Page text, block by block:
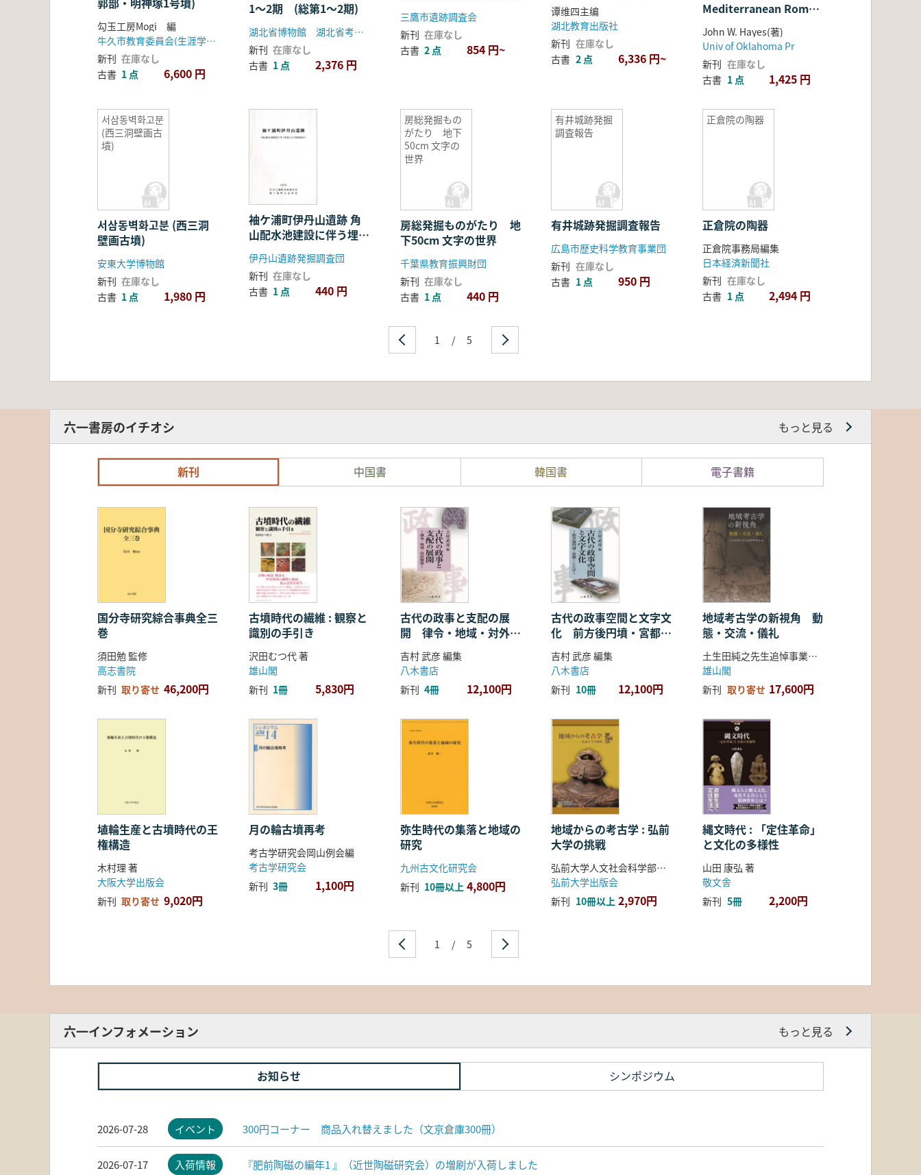
勾玉工房Mogi 編
牛久市教育委員会(生涯学習課)
新刊 在庫なし
古書 1 点 6,600 円
1〜2期 (総第1〜2期)
湖北省博物館 湖北省考古学会
新刊 在庫なし
古書 1 点 2,376 円
三鷹市遺跡調査会
新刊 在庫なし
古書 2 点 854 円~
谭维四主编
湖北教育出版社
新刊 在庫なし
古書 2 点 6,336 円~
Mediterranean Roman
Pottery
John W. Hayes(著)
Univ of Oklahoma Pr
新刊 在庫なし
古書 1 点 1,425 円
서삼동벽화고분
(西三洞壁画古
墳)
서삼동벽화고분 (西三洞
壁画古墳)
安東大学博物館
新刊 在庫なし
古書 1 点 1,980 円
袖ケ浦町伊丹山遺跡 角
山配水池建設に伴う埋蔵
文化財調査報告
伊丹山遺跡発掘調査団
新刊 在庫なし
古書 1 点 440 円
房総発掘もの
がたり 地下
50cm 文字の
世界
房総発掘ものがたり 地
下50cm 文字の世界
千葉県教育振興財団
新刊 在庫なし
古書 1 点 440 円
有井城跡発掘
調査報告
有井城跡発掘調査報告
広島市歴史科学教育事業団
新刊 在庫なし
古書 1 点 950 円
正倉院の陶器
正倉院の陶器
正倉院事務局編集
日本経済新聞社
新刊 在庫なし
古書 1 点 2,494 円
1 / 5
六一書房のイチオシ もっと見る
新刊 中国書 韓国書 電子書籍
国分寺研究綜合事典全三
巻
須田勉 監修
高志書院
新刊 取り寄せ 46,200円
古墳時代の繊維 : 観察と
識別の手引き
沢田むつ代 著
雄山閣
新刊 1冊 5,830円
古代の政事と支配の展
開 律令・地域・対外関
係
吉村 武彦 編集
八木書店
新刊 4冊 12,100円
古代の政事空間と文字文
化 前方後円墳・宮都・
ことば
吉村 武彦 編集
八木書店
新刊 10冊 12,100円
地域考古学の新視角 動
態・交流・儀礼
土生田純之先生追悼事業会 編
雄山閣
新刊 取り寄せ 17,600円
埴輪生産と古墳時代の王
権構造
木村理 著
大阪大学出版会
新刊 取り寄せ 9,020円
月の輪古墳再考
考古学研究会岡山例会編
考古学研究会
新刊 3冊 1,100円
弥生時代の集落と地域の
研究
九州古文化研究会
新刊 10冊以上 4,800円
地域からの考古学 : 弘前
大学の挑戦
弘前大学人文社会科学部北日本考古学研究センター 編
弘前大学出版会
新刊 10冊以上 2,970円
縄文時代 : 「定住革命」
と文化の多様性
山田 康弘 著
敬文舎
新刊 5冊 2,200円
1 / 5
六一インフォメーション もっと見る
お知らせ シンポジウム
2026-07-28 イベント 300円コーナー 商品入れ替えました（文京倉庫300冊）
2026-07-17 入荷情報 『肥前陶磁の編年1 』（近世陶磁研究会）の増刷が入荷しました